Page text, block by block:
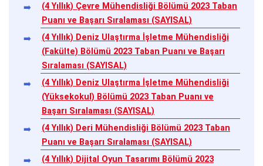
(4 Yıllık) Çevre Mühendisliği Bölümü 2023 Taban
Puanı ve Başarı Sıralaması (SAYISAL)
(4 Yıllık) Deniz Ulaştırma İşletme Mühendisliği
(Fakülte) Bölümü 2023 Taban Puanı ve Başarı
Sıralaması (SAYISAL)
(4 Yıllık) Deniz Ulaştırma İşletme Mühendisliği
(Yüksekokul) Bölümü 2023 Taban Puanı ve
Başarı Sıralaması (SAYISAL)
(4 Yıllık) Deri Mühendisliği Bölümü 2023 Taban
Puanı ve Başarı Sıralaması (SAYISAL)
(4 Yıllık) Dijital Oyun Tasarımı Bölümü 2023